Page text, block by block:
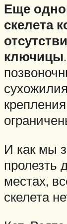
Еще
скелета
ключицы
И как мы
пролезть
местах,
скелета